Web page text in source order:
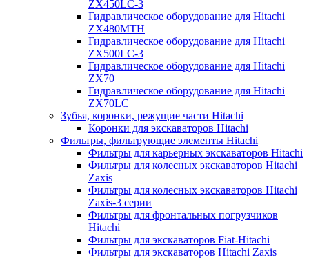
ZX450LC-3
Гидравлическое оборудование для Hitachi
ZX480MTH
Гидравлическое оборудование для Hitachi
ZX500LC-3
Гидравлическое оборудование для Hitachi
ZX70
Гидравлическое оборудование для Hitachi
ZX70LC
Зубья, коронки, режущие части Hitachi
Коронки для экскаваторов Hitachi
Фильтры, фильтрующие элементы Hitachi
Фильтры для карьерных экскаваторов Hitachi
Фильтры для колесных экскаваторов Hitachi
Zaxis
Фильтры для колесных экскаваторов Hitachi
Zaxis-3 серии
Фильтры для фронтальных погрузчиков
Hitachi
Фильтры для экскаваторов Fiat-Hitachi
Фильтры для экскаваторов Hitachi Zaxis